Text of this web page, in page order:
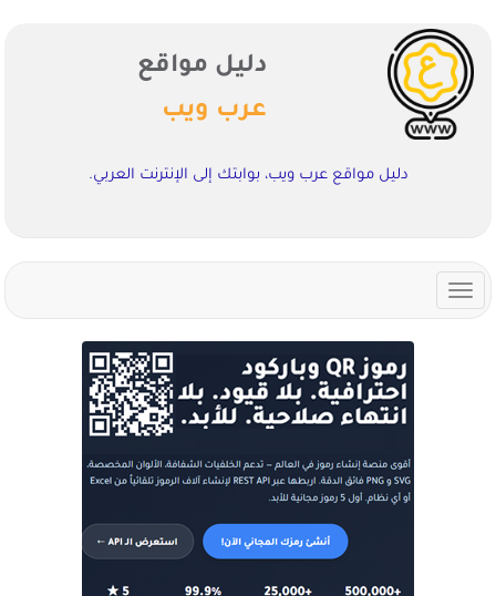
دليل مواقع
عرب ويب
دليل مواقع عرب ويب، بوابتك إلى الإنترنت العربي.
Toggle
navigation